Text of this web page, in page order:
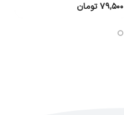
۷۹,۵۰۰تومان